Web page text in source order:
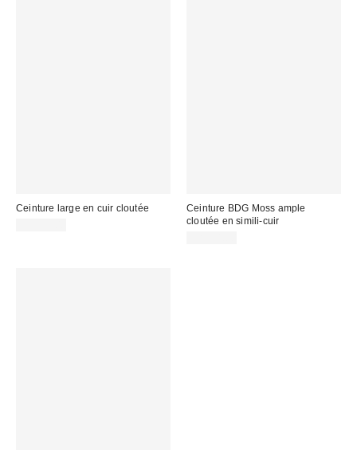
Ceinture large en cuir cloutée
Ceinture BDG Moss ample
cloutée en simili-cuir